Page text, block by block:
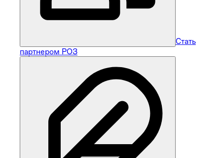
Стать
партнером РОЗ